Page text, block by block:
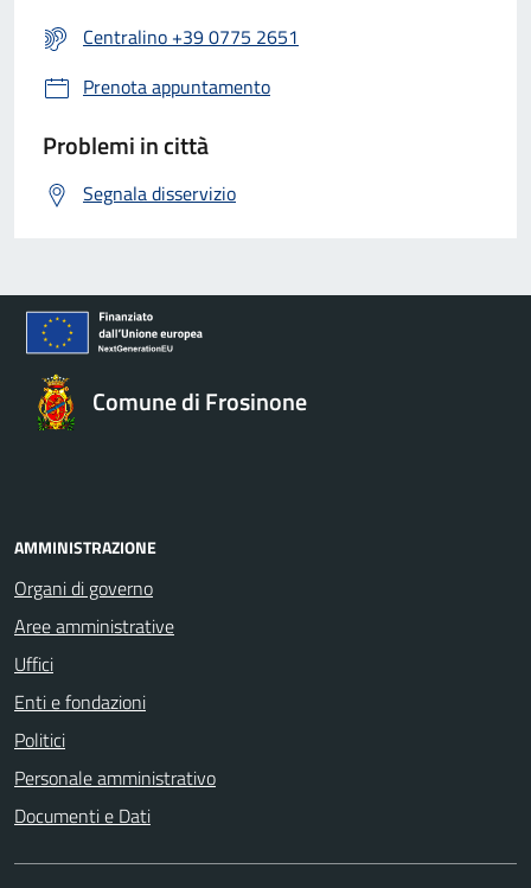
Centralino +39 0775 2651
Prenota appuntamento
Problemi in città
Segnala disservizio
Comune di Frosinone
AMMINISTRAZIONE
Organi di governo
Aree amministrative
Uffici
Enti e fondazioni
Politici
Personale amministrativo
Documenti e Dati